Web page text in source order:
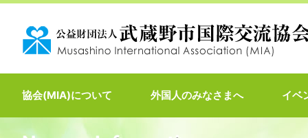
協会(MIA)について 外国人のみなさまへ イベ